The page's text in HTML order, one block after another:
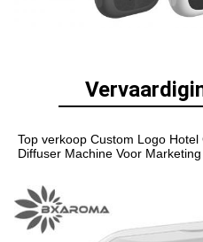
Top verkoop Custom Logo
Diffuser Machine Voor Marketing